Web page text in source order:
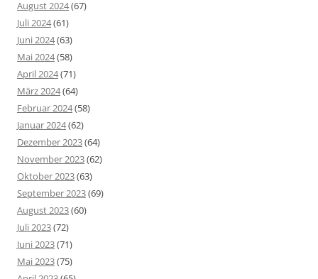
August 2024(67)
Juli 2024(61)
Juni 2024(63)
Mai 2024(58)
April 2024(71)
März 2024(64)
Februar 2024(58)
Januar 2024(62)
Dezember 2023(64)
November 2023(62)
Oktober 2023(63)
September 2023(69)
August 2023(60)
Juli 2023(72)
Juni 2023(71)
Mai 2023(75)